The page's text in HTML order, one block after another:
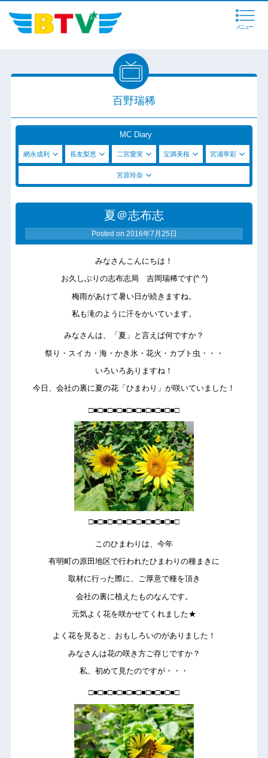
メニュー
百野瑞稀
MC Diary
網永成利 長友梨恵 二宮愛実 宝満美桜 宮浦寧彩
宮原玲奈
夏＠志布志
Posted on 2016年7月25日
みなさんこんにちは！
お久しぶりの志布志局 吉岡瑞稀です(^ ^)
梅雨があけて暑い日が続きますね。
私も滝のように汗をかいています。
みなさんは、「夏」と言えば何ですか？
祭り・スイカ・海・かき氷・花火・カブト虫・・・
いろいろありますね！
今日、会社の裏に夏の花「ひまわり」が咲いていました！
□■□■□■□■□■□■□■□■□■□
□■□■□■□■□■□■□■□■□■□
このひまわりは、今年
有明町の原田地区で行われたひまわりの種まきに
取材に行った際に、ご厚意で種を頂き
会社の裏に植えたものなんです。
元気よく花を咲かせてくれました★
よく花を見ると、おもしろいのがありました！
みなさんは花の咲き方ご存じですか？
私、初めて見たのですが・・・
□■□■□■□■□■□■□■□■□■□